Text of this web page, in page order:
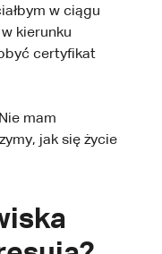
w ciągu
kierunku
certyfikat
mam
jak się życie